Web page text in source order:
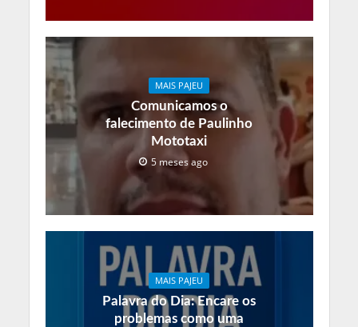
MAIS PAJEU
Comunicamos o
falecimento de Paulinho
Mototaxi
5 meses ago
MAIS PAJEU
Palavra do Dia: Encare os
problemas como uma